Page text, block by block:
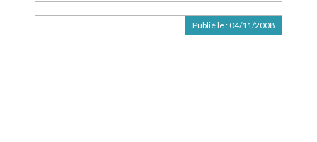
Publié le : 04/11/2008